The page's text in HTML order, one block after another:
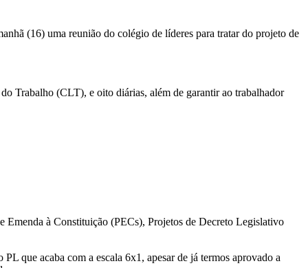
(16) uma reunião do colégio de líderes para tratar do projeto de
Trabalho (CLT), e oito diárias, além de garantir ao trabalhador
Emenda à Constituição (PECs), Projetos de Decreto Legislativo
que acaba com a escala 6x1, apesar de já termos aprovado a